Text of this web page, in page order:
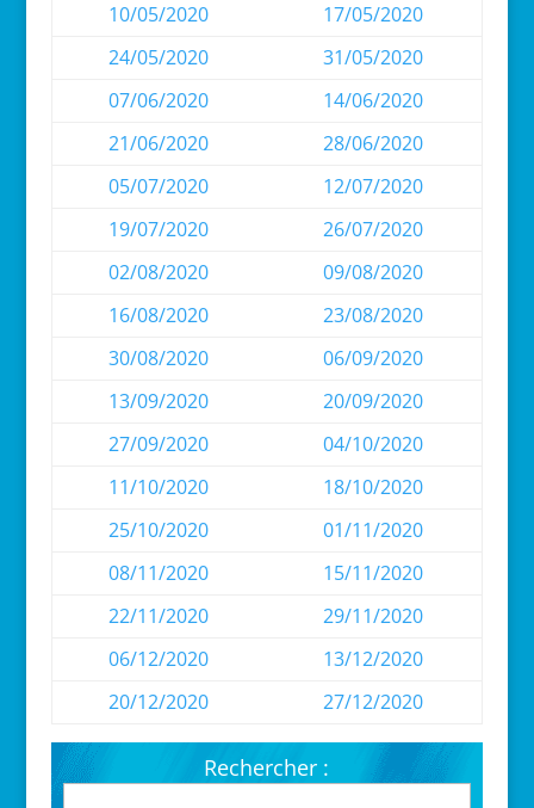
10/05/2020
17/05/2020
24/05/2020
31/05/2020
07/06/2020
14/06/2020
21/06/2020
28/06/2020
05/07/2020
12/07/2020
19/07/2020
26/07/2020
02/08/2020
09/08/2020
16/08/2020
23/08/2020
30/08/2020
06/09/2020
13/09/2020
20/09/2020
27/09/2020
04/10/2020
11/10/2020
18/10/2020
25/10/2020
01/11/2020
08/11/2020
15/11/2020
22/11/2020
29/11/2020
06/12/2020
13/12/2020
20/12/2020
27/12/2020
Rechercher :